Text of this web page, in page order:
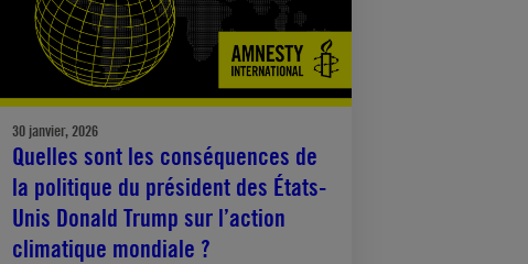
30 janvier, 2026
Quelles sont les conséquences de
la politique du président des États-
Unis Donald Trump sur l’action
climatique mondiale ?